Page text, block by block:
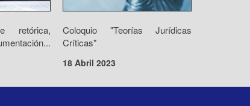
retórica,
Coloquio "Teorías Jurídicas
Críticas"
18 Abril 2023